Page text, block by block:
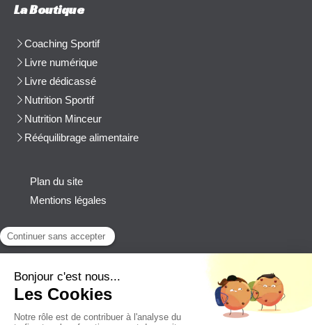
La Boutique
Coaching Sportif
Livre numérique
Livre dédicassé
Nutrition Sportif
Nutrition Minceur
Rééquilibrage alimentaire
Plan du site
Mentions légales
Contact
cblanchard@beep-consulting.com
Contacter Cyril